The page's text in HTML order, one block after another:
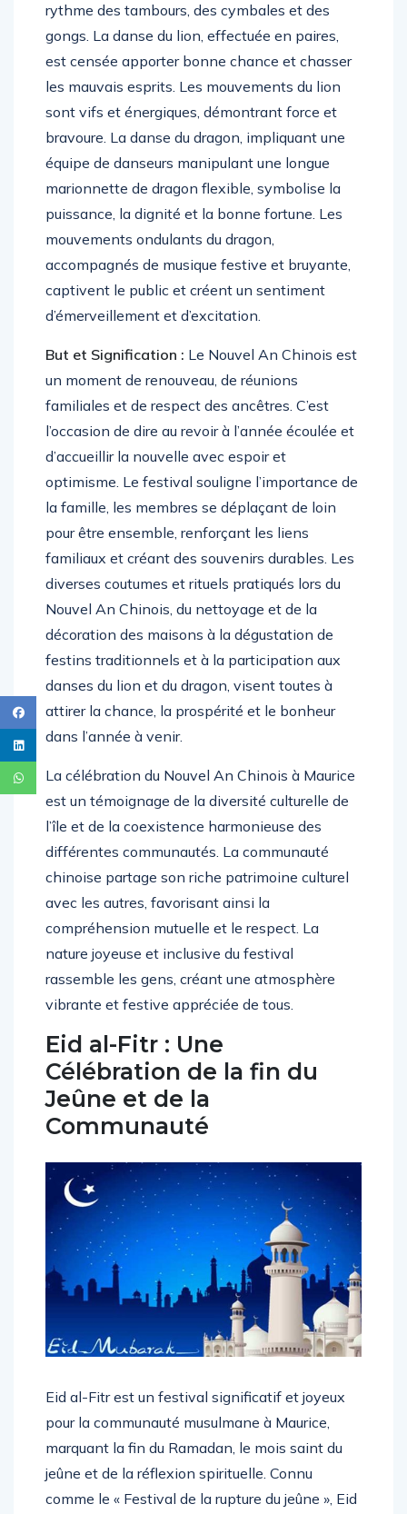
rythme des tambours, des cymbales et des
gongs. La danse du lion, effectuée en paires,
est censée apporter bonne chance et chasser
les mauvais esprits. Les mouvements du lion
sont vifs et énergiques, démontrant force et
bravoure. La danse du dragon, impliquant une
équipe de danseurs manipulant une longue
marionnette de dragon flexible, symbolise la
puissance, la dignité et la bonne fortune. Les
mouvements ondulants du dragon,
accompagnés de musique festive et bruyante,
captivent le public et créent un sentiment
d’émerveillement et d’excitation.
But et Signification : Le Nouvel An Chinois est
un moment de renouveau, de réunions
familiales et de respect des ancêtres. C’est
l’occasion de dire au revoir à l’année écoulée et
d’accueillir la nouvelle avec espoir et
optimisme. Le festival souligne l’importance de
la famille, les membres se déplaçant de loin
pour être ensemble, renforçant les liens
familiaux et créant des souvenirs durables. Les
diverses coutumes et rituels pratiqués lors du
Nouvel An Chinois, du nettoyage et de la
décoration des maisons à la dégustation de
festins traditionnels et à la participation aux
danses du lion et du dragon, visent toutes à
attirer la chance, la prospérité et le bonheur
dans l’année à venir.
La célébration du Nouvel An Chinois à Maurice
est un témoignage de la diversité culturelle de
l’île et de la coexistence harmonieuse des
différentes communautés. La communauté
chinoise partage son riche patrimoine culturel
avec les autres, favorisant ainsi la
compréhension mutuelle et le respect. La
nature joyeuse et inclusive du festival
rassemble les gens, créant une atmosphère
vibrante et festive appréciée de tous.
Eid al-Fitr : Une
Célébration de la fin du
Jeûne et de la
Communauté
Eid al-Fitr est un festival significatif et joyeux
pour la communauté musulmane à Maurice,
marquant la fin du Ramadan, le mois saint du
jeûne et de la réflexion spirituelle. Connu
comme le « Festival de la rupture du jeûne », Eid